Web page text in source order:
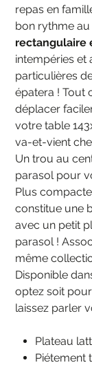
repas en
bon rythme
rectangulaire
intempéries et
particulières
épatera ! Tout
déplacer
votre table
va-et-vient
Un trou au
parasol pour
Plus
constitue une
avec un petit
parasol !
même
Disponible
optez soit
laissez parler
Plateau
Piétement